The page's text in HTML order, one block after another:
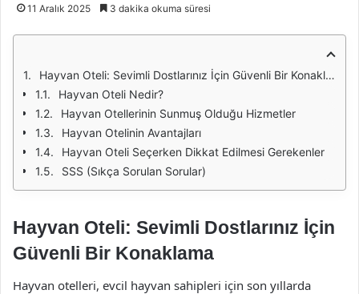
11 Aralık 2025 3 dakika okuma süresi
Hayvan Oteli: Sevimli Dostlarınız İçin Güvenli Bir Konaklama
Hayvan Oteli Nedir?
Hayvan Otellerinin Sunmuş Olduğu Hizmetler
Hayvan Otelinin Avantajları
Hayvan Oteli Seçerken Dikkat Edilmesi Gerekenler
SSS (Sıkça Sorulan Sorular)
Hayvan Oteli: Sevimli Dostlarınız İçin
Güvenli Bir Konaklama
Hayvan otelleri, evcil hayvan sahipleri için son yıllarda